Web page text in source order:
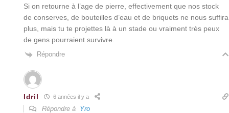
Si on retourne à l’age de pierre, effectivement que nos stock
de conserves, de bouteilles d’eau et de briquets ne nous suffira
plus, mais tu te projettes là à un stade ou vraiment très peux
de gens pourraient survivre.
Répondre
Idril 6 années il y a
Répondre à Yro